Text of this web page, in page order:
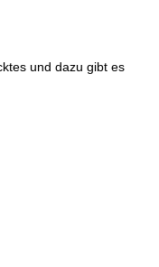
und dazu gibt es